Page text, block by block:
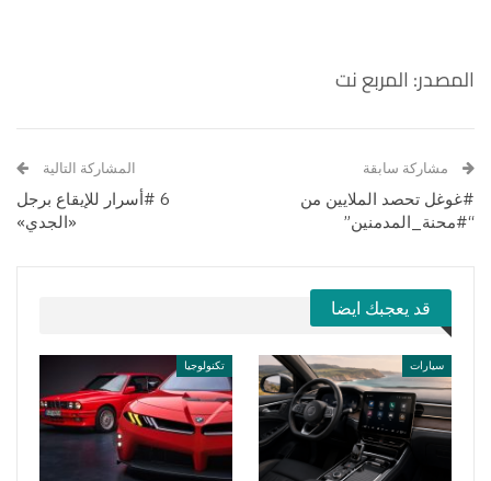
المصدر: المربع نت
مشاركة سابقة
#غوغل تحصد الملايين من
“#محنة_المدمنين”
المشاركة التالية
6 #أسرار للإيقاع برجل
«الجدي»
قد يعجبك ايضا
سيارات تكنولوجيا